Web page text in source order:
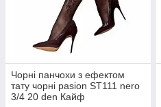
Чорні панчохи з ефектом
тату чорні pasion ST111 nero
3/4 20 den Кайф